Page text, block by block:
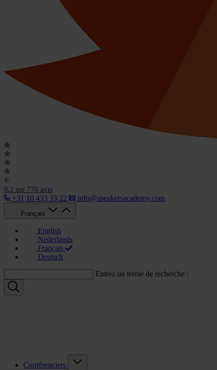
9.2 sur 770 avis
+31 10 433 33 22
info@speakersacademy.com
Français
English
Nederlands
Français
Deutsch
Entrez un terme de recherche :
Conférenciers